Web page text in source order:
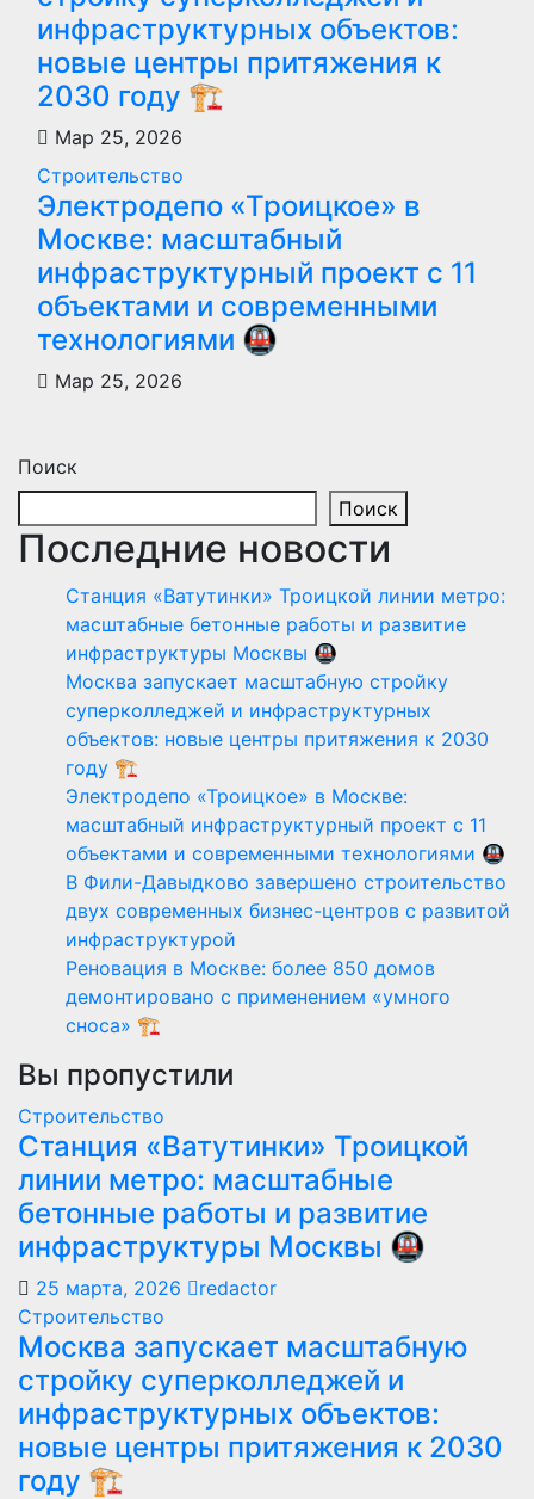
инфраструктурных объектов:
новые центры притяжения к
2030 году 🏗️
Мар 25, 2026
Строительство
Электродепо «Троицкое» в
Москве: масштабный
инфраструктурный проект с 11
объектами и современными
технологиями 🚇
Мар 25, 2026
Поиск
Поиск
Последние новости
Станция «Ватутинки» Троицкой линии метро:
масштабные бетонные работы и развитие
инфраструктуры Москвы 🚇
Москва запускает масштабную стройку
суперколледжей и инфраструктурных
объектов: новые центры притяжения к 2030
году 🏗️
Электродепо «Троицкое» в Москве:
масштабный инфраструктурный проект с 11
объектами и современными технологиями 🚇
В Фили-Давыдково завершено строительство
двух современных бизнес-центров с развитой
инфраструктурой
Реновация в Москве: более 850 домов
демонтировано с применением «умного
сноса» 🏗️
Вы пропустили
Строительство
Станция «Ватутинки» Троицкой
линии метро: масштабные
бетонные работы и развитие
инфраструктуры Москвы 🚇
25 марта, 2026
redactor
Строительство
Москва запускает масштабную
стройку суперколледжей и
инфраструктурных объектов:
новые центры притяжения к 2030
году 🏗️